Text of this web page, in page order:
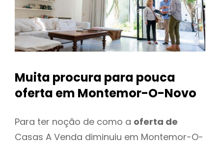
Muita procura para pouca
oferta em Montemor-O-Novo
Para ter noção de como a oferta de
Casas A Venda diminuiu em Montemor-O-